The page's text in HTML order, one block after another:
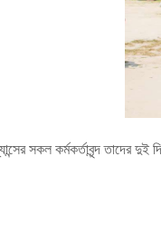
সকল কর্মকর্তাবৃন্দ তাদের